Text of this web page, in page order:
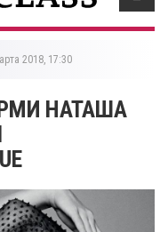
2018, 17:30
НАТАША